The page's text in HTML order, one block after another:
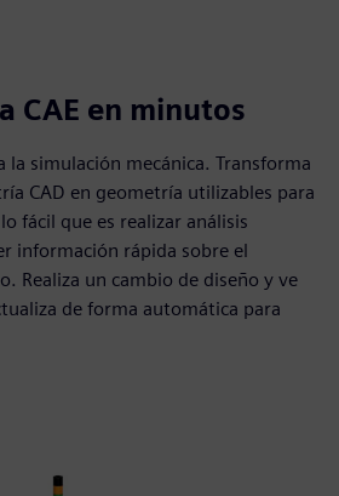
CAE en minutos
la simulación mecánica. Transforma
CAD en geometría utilizables para
fácil que es realizar análisis
información rápida sobre el
Realiza un cambio de diseño y ve
de forma automática para